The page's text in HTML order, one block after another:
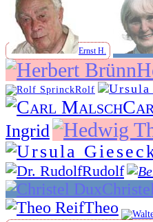
Ernst H.
Rolf
Ingrid
Rudolf
Christel
Theo